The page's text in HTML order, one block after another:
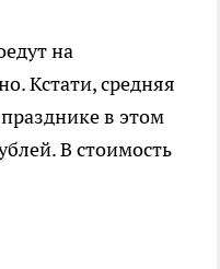
на
Кстати, средняя
в этом
В стоимость